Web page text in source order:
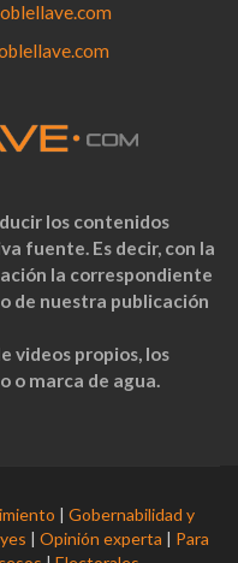
los contenidos
fuente. Es decir, con la
la correspondiente
de nuestra publicación
videos propios, los
o marca de agua.
| Gobernabilidad y
| Opinión experta | Para